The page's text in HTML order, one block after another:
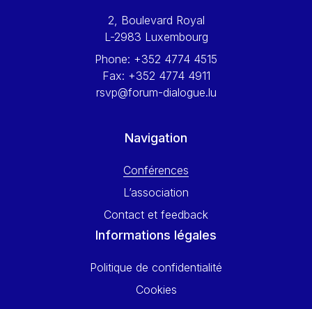
Wolfgang Ketterle
Yossi Beillin
Yves FRANCHET
2, Boulevard Royal
L-2983 Luxembourg
Phone: +352 4774 4515
Fax: +352 4774 4911
rsvp@forum-dialogue.lu
Navigation
Conférences
L’association
Contact et feedback
Informations légales
Politique de confidentialité
Cookies